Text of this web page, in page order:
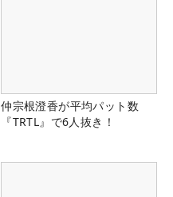
仲宗根澄香が平均パット数
『TRTL』で6人抜き！